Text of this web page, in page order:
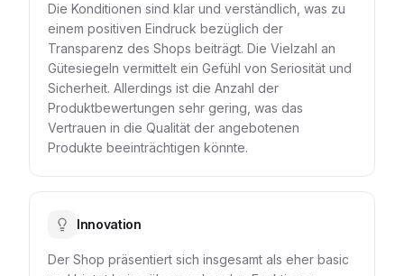
Die Konditionen sind klar und verständlich, was zu
einem positiven Eindruck bezüglich der
Transparenz des Shops beiträgt. Die Vielzahl an
Gütesiegeln vermittelt ein Gefühl von Seriosität und
Sicherheit. Allerdings ist die Anzahl der
Produktbewertungen sehr gering, was das
Vertrauen in die Qualität der angebotenen
Produkte beeinträchtigen könnte.
Innovation
Der Shop präsentiert sich insgesamt als eher basic